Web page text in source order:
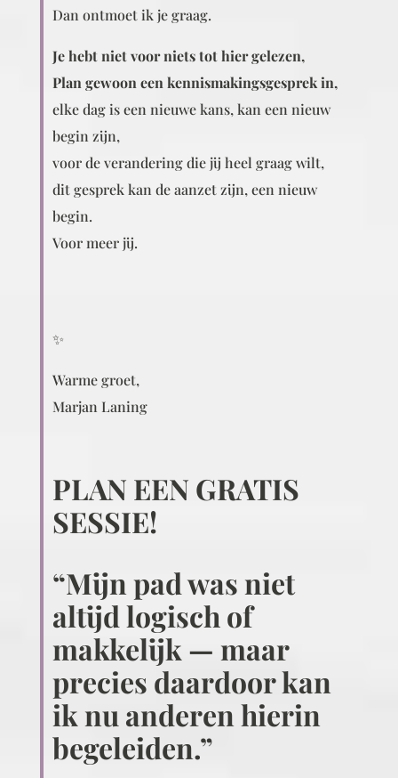
Dan ontmoet ik je graag.
Je hebt niet voor niets tot hier gelezen,
Plan gewoon een kennismakingsgesprek in,
elke dag is een nieuwe kans, kan een nieuw
begin zijn,
voor de verandering die jij heel graag wilt,
dit gesprek kan de aanzet zijn, een nieuw
begin.
Voor meer jij.
✨
Warme groet,
Marjan Laning
PLAN EEN GRATIS
SESSIE!
“Mijn pad was niet
altijd logisch of
makkelijk — maar
precies daardoor kan
ik nu anderen hierin
begeleiden.”